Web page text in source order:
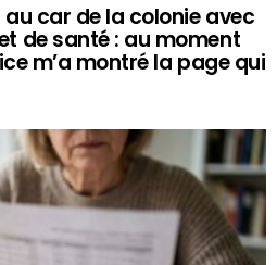
car de la colonie avec
de santé : au moment
m’a montré la page qui